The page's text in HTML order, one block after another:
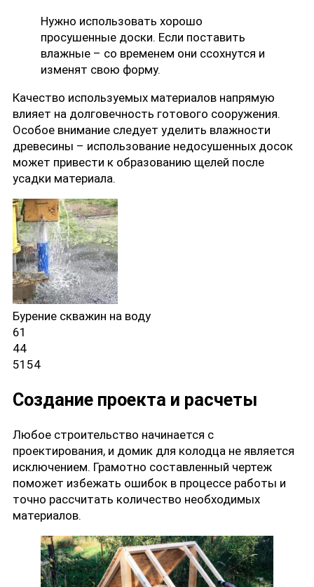
Нужно использовать хорошо
просушенные доски. Если поставить
влажные – со временем они ссохнутся и
изменят свою форму.
Качество используемых материалов напрямую
влияет на долговечность готового сооружения.
Особое внимание следует уделить влажности
древесины – использование недосушенных досок
может привести к образованию щелей после
усадки материала.
Бурение скважин на воду
61
44
5154
Создание проекта и расчеты
Любое строительство начинается с
проектирования, и домик для колодца не является
исключением. Грамотно составленный чертеж
поможет избежать ошибок в процессе работы и
точно рассчитать количество необходимых
материалов.